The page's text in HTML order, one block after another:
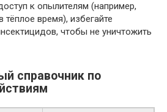
к опылителям (например,
время), избегайте
чтобы не уничтожить
справочник по